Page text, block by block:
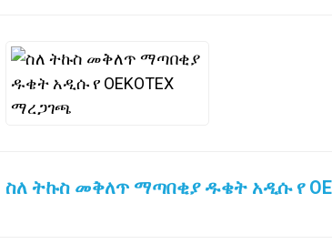
ስለ ትኩስ መቅለጥ ማጣበቂያ ዱቄት አዲሱ የ